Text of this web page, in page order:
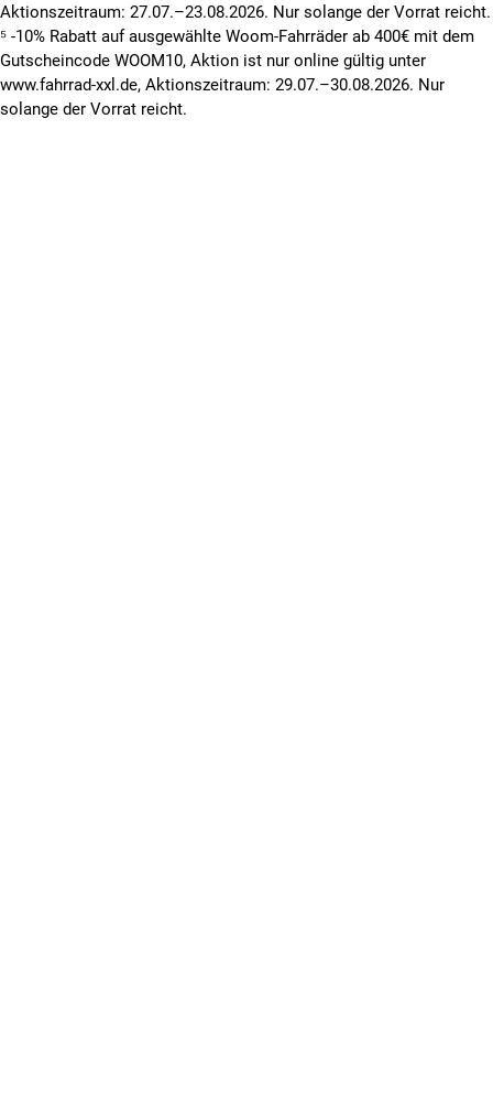
Aktionszeitraum: 27.07.–23.08.2026. Nur solange der Vorrat reicht.
⁵ -10% Rabatt auf ausgewählte Woom-Fahrräder ab 400€ mit dem
Gutscheincode WOOM10, Aktion ist nur online gültig unter
www.fahrrad-xxl.de, Aktionszeitraum: 29.07.–30.08.2026. Nur
solange der Vorrat reicht.